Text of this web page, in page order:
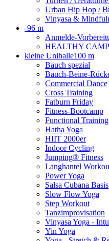
Urban Hip Hop /
Vinyasa &
-96 m
Anmelde-
HEALTHY
kleine Unihalle100 m
Bauch spezial
Bauch-Beine-
Commercial Dance
Cross Training
Fatburn Friday
Fitness-Bootcamp
Functional Training
Hatha Yoga
HIIT 2000er
Indoor Cycling
Jumping® Fitness
Langhantel
Power Yoga
Salsa Cubana Basis
Slow Flow Yoga
Step Workout
Tanzimprovisation
Vinyasa Yoga -
Yin Yoga